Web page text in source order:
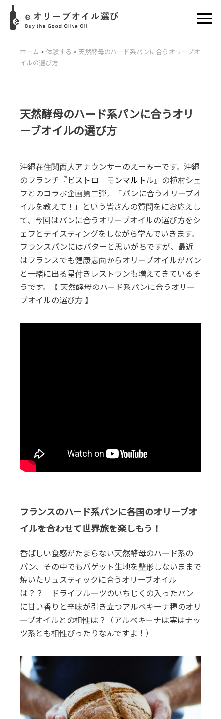
ホーム > 体験する > 天然酵母のハード系パンに合うオリーブオ
イルの選び方
天然酵母のハード系パンに合うオリ
ーブオイルの選び方
沖縄在住関西人アナウンサーのえーみーです。沖縄
のフランチ『ビストロ モンマルトル』の植村シェ
フとのコラボ企画第二弾。「パンに合うオリーブオ
イルを教えて！」という皆さんの質問をにお応えし
て、今回はパンに合うオリーブオイルの選び方をシ
ェフとテイスティングをしながら学んでいきます。
フランスパンにはバターと思いがちですが、最近
はフランスでも健康志向からオリーブオイルがパン
と一緒に出る星付きレストランも増えてきているそ
うです。【 天然酵母のハード系パンに合うオリー
ブオイルの選び方 】
フランスのハード系パンに各国のオリーブオ
イルを合わせて世界旅を楽しもう！
香ばしい食感がたまらない天然酵母のハード系の
パン、その中でもバゲット生地を整形しないままで
焼いたリュスティックに合うオリーブオイル
は？？ ドライフルーツのいちじくの入ったパン
に甘い香りと辛味が引き立つアルベキーナ種のオリ
ーブオイルとの相性は？（アルベキーナは実はナッ
ツ系とも相性ぴったりなんですよ！）